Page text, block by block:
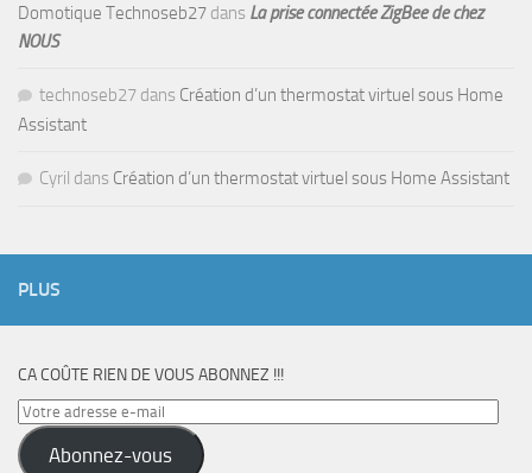
Domotique Technoseb27 dans La prise connectée ZigBee de chez
NOUS
technoseb27 dans Création d’un thermostat virtuel sous Home
Assistant
Cyril dans Création d’un thermostat virtuel sous Home Assistant
PLUS
CA COÛTE RIEN DE VOUS ABONNEZ !!!
Votre
adresse
e-
Abonnez-vous